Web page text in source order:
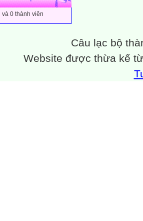
và 0 thành viên
Câu lạc bộ
Website được thừa kế